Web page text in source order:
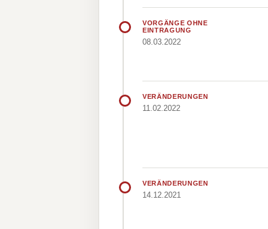
VORGÄNGE OHNE
EINTRAGUNG
08.03.2022
VERÄNDERUNGEN
11.02.2022
VERÄNDERUNGEN
14.12.2021